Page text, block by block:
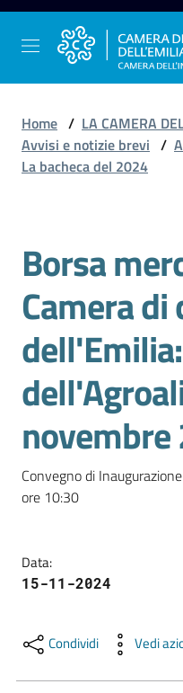
Vai al contenuto
Vai alla navigazione
Vai al footer
Gestire
l'impresa
Promuovere
l'impresa
e
il
territorio
l'Impresa
e
Consumatore
Home / LA CAMERA
Avvisi e notizie brevi /
La bacheca del 2024
Salta al contenuto
Borsa
Camera
novembre
Convegno di
ore 10:30
Data:
15-11-2024
Condividi Vedi